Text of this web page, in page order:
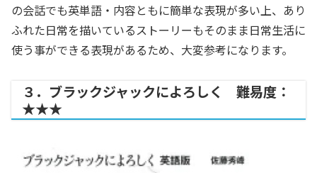
の会話でも英単語・内容ともに簡単な表現が多い上、あり
ふれた日常を描いているストーリーもそのまま日常生活に
使う事ができる表現があるため、大変参考になります。
３．ブラックジャックによろしく 難易度：
★★★